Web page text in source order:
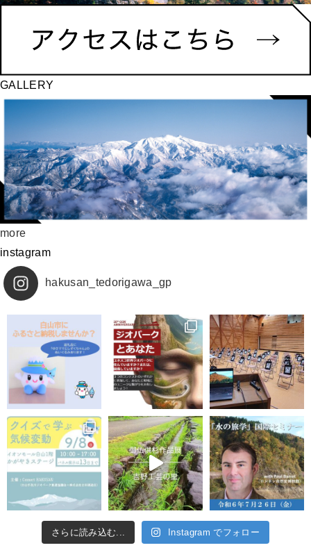
GALLERY
more
instagram
hakusan_tedorigawa_gp
さらに読み込む... Instagram でフォロー